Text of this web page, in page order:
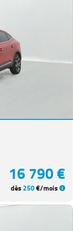
16 790 €
dès 250€/mois